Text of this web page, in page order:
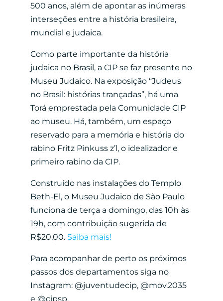
500 anos, além de apontar as inúmeras
interseções entre a história brasileira,
mundial e judaica.
Como parte importante da história
judaica no Brasil, a CIP se faz presente no
Museu Judaico. Na exposição “Judeus
no Brasil: histórias trançadas”, há uma
Torá emprestada pela Comunidade CIP
ao museu. Há, também, um espaço
reservado para a memória e história do
rabino Fritz Pinkuss z’l, o idealizador e
primeiro rabino da CIP.
Construído nas instalações do Templo
Beth-El, o Museu Judaico de São Paulo
funciona de terça a domingo, das 10h às
19h, com contribuição sugerida de
R$20,00. Saiba mais!
Para acompanhar de perto os próximos
passos dos departamentos siga no
Instagram: @juventudecip, @mov.2035
e @cipsp.